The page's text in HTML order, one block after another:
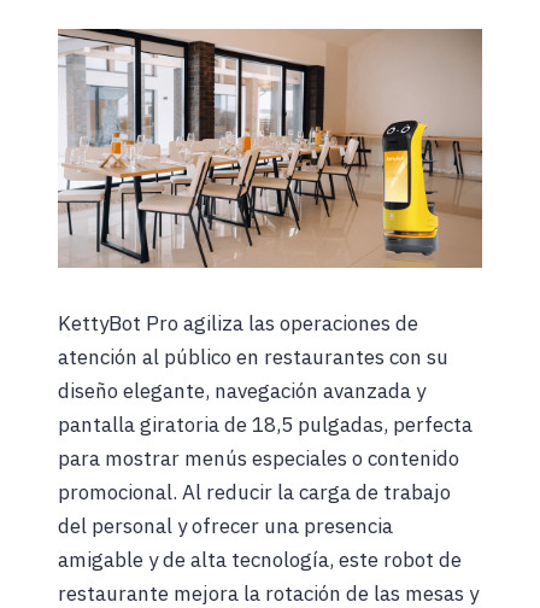
KettyBot Pro agiliza las operaciones de
atención al público en restaurantes con su
diseño elegante, navegación avanzada y
pantalla giratoria de 18,5 pulgadas, perfecta
para mostrar menús especiales o contenido
promocional. Al reducir la carga de trabajo
del personal y ofrecer una presencia
amigable y de alta tecnología, este robot de
restaurante mejora la rotación de las mesas y